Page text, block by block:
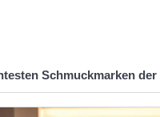
Schmuckmarken der